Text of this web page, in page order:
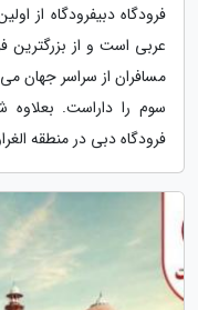
فرودگاه دبیفرودگاه از
عربی است و از بزرگترین
مسافران از سراسر جهان
سوم را داراست.
فرودگاه دبی در منطقه